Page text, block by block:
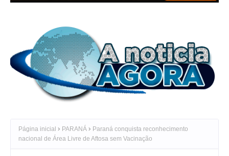
Página inicial PARANÁ
Paraná conquista reconhecimento
nacional de Área Livre de Aftosa sem Vacinação